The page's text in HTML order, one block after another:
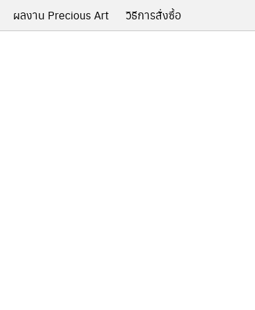
ผลงาน Precious Art วิธีการสั่งซื้อ